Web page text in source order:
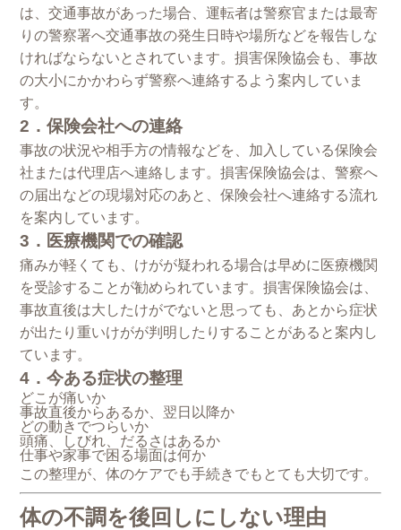
は、交通事故があった場合、運転者は警察官または最寄
りの警察署へ交通事故の発生日時や場所などを報告しな
ければならないとされています。損害保険協会も、事故
の大小にかかわらず警察へ連絡するよう案内していま
す。
2．保険会社への連絡
事故の状況や相手方の情報などを、加入している保険会
社または代理店へ連絡します。損害保険協会は、警察へ
の届出などの現場対応のあと、保険会社へ連絡する流れ
を案内しています。
3．医療機関での確認
痛みが軽くても、けがが疑われる場合は早めに医療機関
を受診することが勧められています。損害保険協会は、
事故直後は大したけがでないと思っても、あとから症状
が出たり重いけがが判明したりすることがあると案内し
ています。
4．今ある症状の整理
どこが痛いか
事故直後からあるか、翌日以降か
どの動きでつらいか
頭痛、しびれ、だるさはあるか
仕事や家事で困る場面は何か
この整理が、体のケアでも手続きでもとても大切です。
体の不調を後回しにしない理由